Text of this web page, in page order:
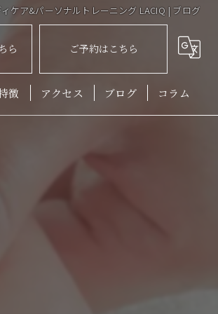
ケア&パーソナルトレーニング LACIQ | ブログ
ら ご予約はこちら
徴 アクセス ブログ コラム